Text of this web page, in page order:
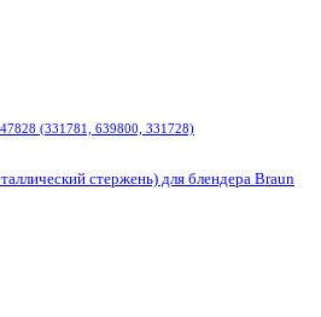
(331781, 639800, 331728)